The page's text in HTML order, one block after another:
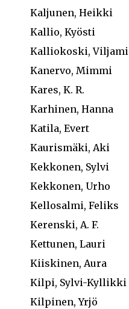
Kaljunen, Heikki
Kallio, Kyösti
Kalliokoski, Viljami
Kanervo, Mimmi
Kares, K. R.
Karhinen, Hanna
Katila, Evert
Kaurismäki, Aki
Kekkonen, Sylvi
Kekkonen, Urho
Kellosalmi, Feliks
Kerenski, A. F.
Kettunen, Lauri
Kiiskinen, Aura
Kilpi, Sylvi-Kyllikki
Kilpinen, Yrjö